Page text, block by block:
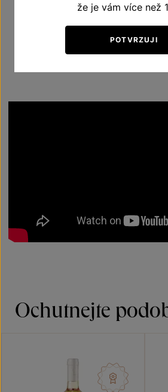
Získaná ocenění
Stříbrná medaile " VÍNO
Ochutnejte
že je vám více než
POTVRZUJI